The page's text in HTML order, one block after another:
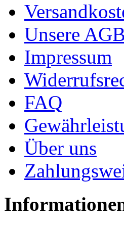
Unsere
Impressum
FAQ
Über uns